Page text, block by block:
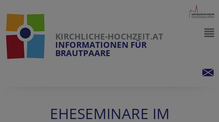
KIRCHLICHE-HOCHZEIT.AT
INFORMATIONEN FÜR
BRAUTPAARE
EHESEMINARE IM